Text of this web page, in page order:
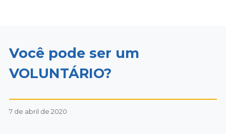
Você pode ser um
VOLUNTÁRIO?
7 de abril de 2020